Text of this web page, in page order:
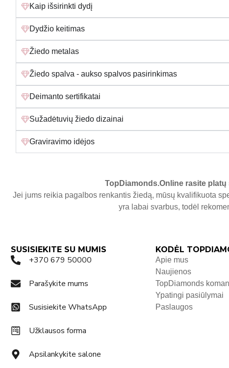
Kaip išsirinkti dydį
Dydžio keitimas
Žiedo metalas
Žiedo spalva - aukso spalvos pasirinkimas
Deimanto sertifikatai
Sužadėtuvių žiedo dizainai
Graviravimo idėjos
TopDiamonds.Online rasite
Jei jums reikia pagalbos renkantis žiedą, mūsų kvalifikuota
yra labai svarbus, todėl
SUSISIEKITE SU MUMIS
+370 679 50000
Parašykite mums
Susisiekite WhatsApp
Užklausos forma
Apsilankykite salone
KODĖL
Apie mus
Naujienos
TopDiamonds
Ypatingi pasiūlymai
Paslaugos